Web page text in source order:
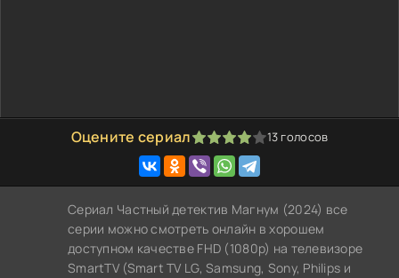
Оцените сериал
1 2 3 4 5 13 голосов
Сериал Частный детектив Магнум (2024) все
серии можно смотреть онлайн в хорошем
доступном качестве FHD (1080p) на телевизоре
SmartTV (Smart TV LG, Samsung, Sony, Philips и